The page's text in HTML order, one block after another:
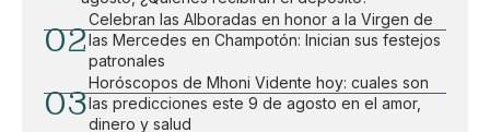
02
Celebran las Alboradas en honor a la Virgen de
las Mercedes en Champotón: Inician sus festejos
patronales
03
Horóscopos de Mhoni Vidente hoy: cuales son
las predicciones este 9 de agosto en el amor,
dinero y salud